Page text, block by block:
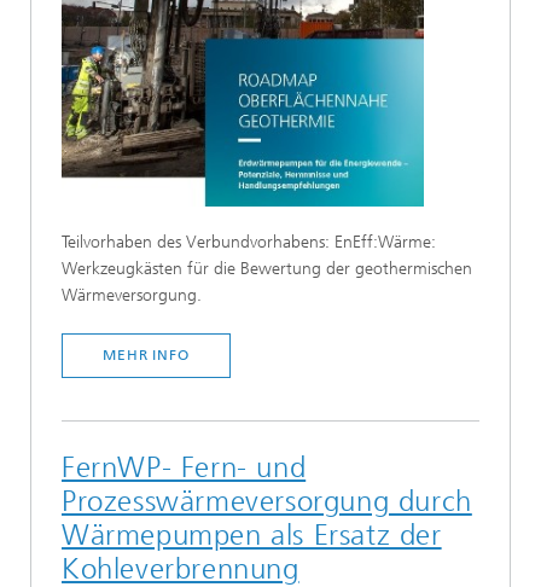
Teilvorhaben des Verbundvorhabens: EnEff:Wärme:
Werkzeugkästen für die Bewertung der geothermischen
Wärmeversorgung.
MEHR INFO
FernWP- Fern- und
Prozesswärmeversorgung durch
Wärmepumpen als Ersatz der
Kohleverbrennung